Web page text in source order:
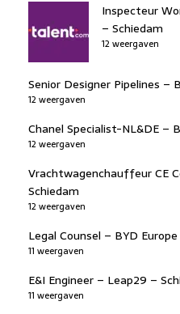
Inspecteur
– Schiedam
12 weergaven
Senior Designer Pipelines –
12 weergaven
Chanel Specialist-NL&DE –
12 weergaven
Vrachtwagenchauffeur CE
Schiedam
12 weergaven
Legal Counsel – BYD
11 weergaven
E&I Engineer – Leap29 –
11 weergaven